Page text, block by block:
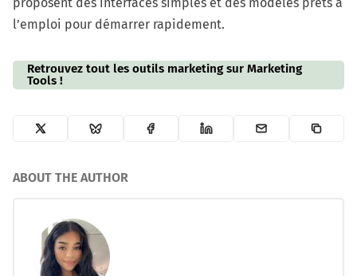
l’emploi pour démarrer rapidement.
Retrouvez tout les outils marketing sur Marketing
Tools !
ABOUT THE AUTHOR